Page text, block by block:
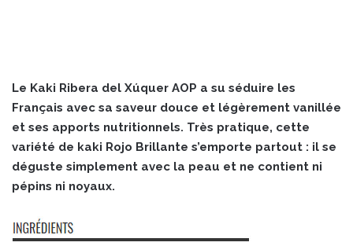
Le Kaki Ribera del Xúquer AOP a su séduire les
Français avec sa saveur douce et légèrement vanillée
et ses apports nutritionnels. Très pratique, cette
variété de kaki Rojo Brillante s’emporte partout : il se
déguste simplement avec la peau et ne contient ni
pépins ni noyaux.